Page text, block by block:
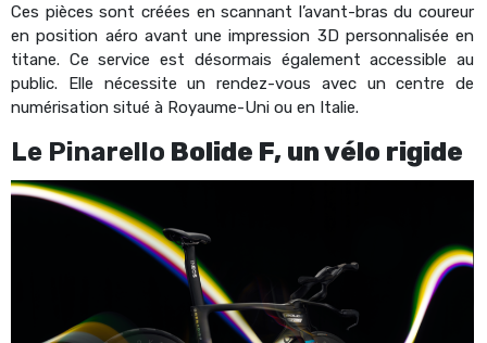
Ces pièces sont créées en scannant l’avant-bras du coureur
en position aéro avant une impression 3D personnalisée en
titane. Ce service est désormais également accessible au
public. Elle nécessite un rendez-vous avec un centre de
numérisation situé à Royaume-Uni ou en Italie.
Le Pinarello Bolide F, un vélo rigide